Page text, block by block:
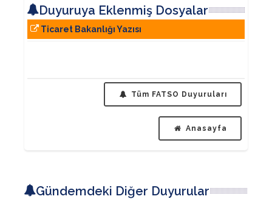
Duyuruya Eklenmiş Dosyalar
Ticaret Bakanlığı Yazısı
Tüm FATSO Duyuruları
Anasayfa
Gündemdeki Diğer Duyurular